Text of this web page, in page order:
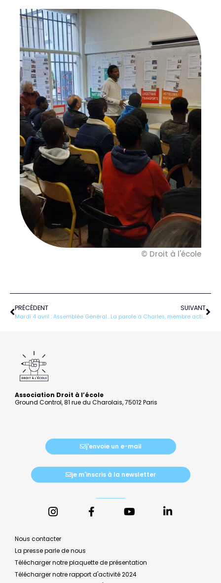
© Droit à l'école
Précédent
PRÉCÉDENT
Mardi 4 avril : Assemblée Générale 2023
SUIVANT
La parole à Charles, membre actif du pôle orientation
Association Droit à l’école
Ground Control, 81 rue du Charolais, 75012 Paris
j'envoie un e-mail
je m'inscris à la newsletter
Nous contacter
La presse parle de nous
Télécharger notre plaquette de présentation
Télécharger notre rapport d'activité 2024